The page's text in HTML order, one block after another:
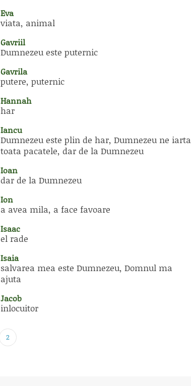
Eva
viata, animal
Gavriil
Dumnezeu este puternic
Gavrila
putere, puternic
Hannah
har
Iancu
Dumnezeu este plin de har, Dumnezeu ne iarta
toata pacatele, dar de la Dumnezeu
Ioan
dar de la Dumnezeu
Ion
a avea mila, a face favoare
Isaac
el rade
Isaia
salvarea mea este Dumnezeu, Domnul ma
ajuta
Jacob
inlocuitor
2